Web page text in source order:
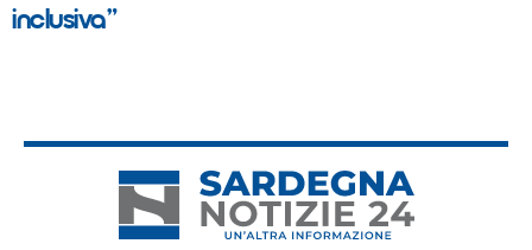
inclusiva”